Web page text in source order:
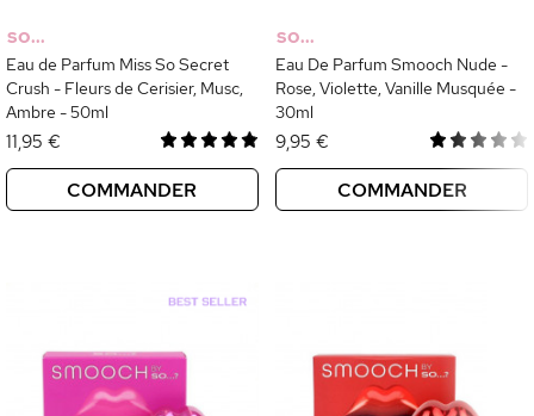
SO...
Eau de Parfum Miss So Secret
Crush - Fleurs de Cerisier, Musc,
Ambre - 50ml
11,95 €
COMMANDER
SO...
Eau De Parfum Smooch Nude -
Rose, Violette, Vanille Musquée -
30ml
9,95 €
COMMANDER